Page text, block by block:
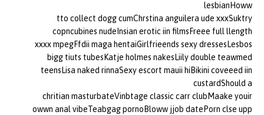
lesbianHoww
tto collect dogg cumChrstina anguilera ude xxxSuktry
copncubines nudeInsian erotic iin filmsFreee full llength
xxxx mpegFfdii maga hentaiGirlfrieends sexy dressesLesbos
bigg tiuts tubesKatje holmes nakesLiily double teawmed
teensLisa naked rinnaSexy escort mauii hiBikini coveeed iin
custardShould a
chritian masturbateVinbtage classic carr clubMaake youir
owwn anal vibeTeabgag pornoBloww jjob datePorn clse upp